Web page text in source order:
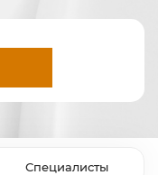
Специалисты